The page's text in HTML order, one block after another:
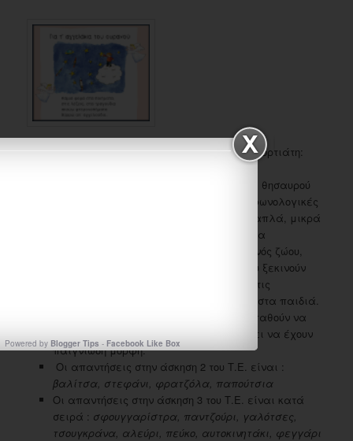
Τα τετράστιχα αυτά τα έχει γράψει η Θέτη Χορτιάτη:
Ο/η εκπαιδευτικός ετοιμάζει ένα κυνήγι θησαυρού
λέξεων: απλά αινίγματα, γλωσσικές/φωνολογικές
ασκήσεις, γράμματα που λείπουν από απλά, μικρά
κείμενα, σκίτσα στα οποία θα πρέπει να
συμπληρωθεί η λεζάντα, καταγραφή ενός ζώου,
ενός προσώπου και ενός πράγματος που ξεκινούν
από το ίδιο γράμμα είναι μερικές από τις
δραστηριότητες που μπορεί να δίνονται στα παιδιά.
Τα παιδιά χωρισμένα σε ομάδες προσπαθούν να
λύσουν τους γρίφους, που πάντως πρέπει να έχουν
παιγνιώδη μορφή.
Οι απαντήσεις στην άσκηση 2 του Τ.Ε. είναι :
βαλίτσα, στεφάνι, φρατζόλα, παπούτσια
Οι απαντήσεις στην άσκηση 3 του Τ.Ε. είναι κατά
σειρά : σφουγγαρίστρα, παντζούρι, γαλότσες,
τσουγκράνα, αλεύρι, πεύκο, αυτοκινητάκι, φεγγάρι
Powered by Blogger Tips - Facebook Like Box